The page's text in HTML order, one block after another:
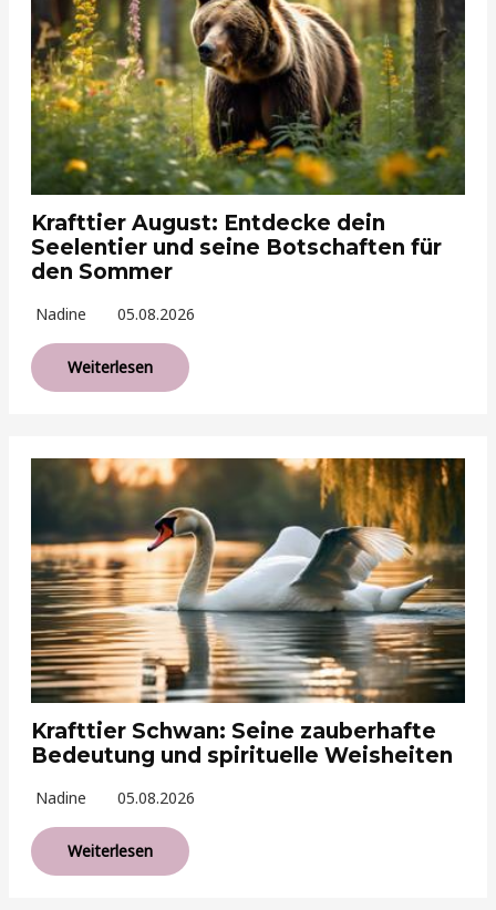
Krafttier August: Entdecke dein
Seelentier und seine Botschaften für
den Sommer
Nadine 05.08.2026
Weiterlesen
Krafttier Schwan: Seine zauberhafte
Bedeutung und spirituelle Weisheiten
Nadine 05.08.2026
Weiterlesen